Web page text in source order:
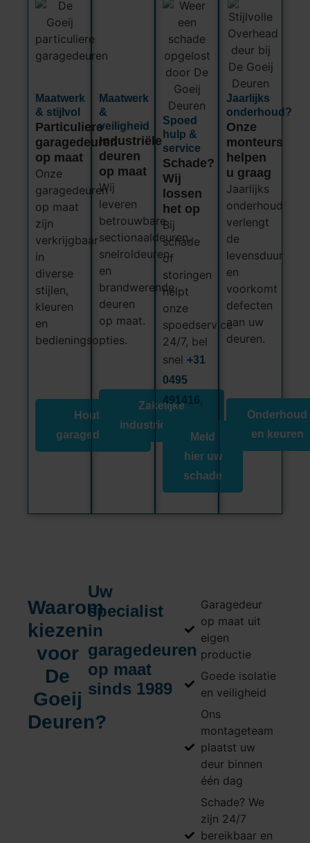
Maatwerk
& stijlvol
Particuliere
garagedeuren
op maat
Onze
garagedeuren
op maat
zijn
verkrijgbaar
in
diverse
stijlen,
kleuren
en
bedieningsopties.
Houten
garagedeuren
Maatwerk
&
veiligheid
Industriële
deuren
op maat
Wij
leveren
betrouwbare
sectionaaldeuren,
snelroldeuren
en
brandwerende
deuren
op maat.
Zakelijke
industriedeuren
Spoed
hulp &
service
Schade?
Wij
lossen
het op
Bij
schade
of
storingen
helpt
onze
spoedservice
24/7, bel
snel +31
0495
491416,
Meld
hier uw
schade
Jaarlijks
onderhoud?
Onze
monteurs
helpen
u graag
Jaarlijks
onderhoud
verlengt
de
levensduur
en
voorkomt
defecten
aan uw
deuren.
Onderhoud
en keuren
Waarom
kiezen
voor
De
Goeij
Deuren?
Uw
specialist
in
garagedeuren
op maat
sinds 1989
Garagedeur
op maat uit
eigen
productie
Goede isolatie
en veiligheid
Ons
montageteam
plaatst uw
deur binnen
één dag
Schade? We
zijn 24/7
bereikbaar en